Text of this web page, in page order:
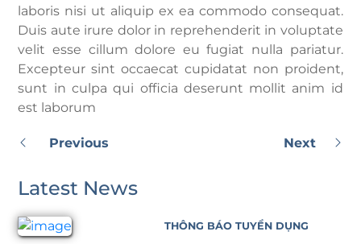
News & Events
Contact
Tenants ' Corner
laboris nisi ut aliquip ex ea commodo consequat.
Duis aute irure dolor in reprehenderit in voluptate
velit esse cillum dolore eu fugiat nulla pariatur.
Excepteur sint occaecat cupidatat non proident,
sunt in culpa qui officia deserunt mollit anim id
est laborum
Previous Next
Latest News
THÔNG BÁO TUYỂN DỤNG